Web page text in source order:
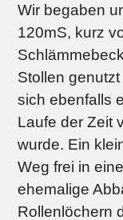
Wir begaben
120mS, kurz
Stollen
sich ebenfalls
Laufe der Zeit
wurde. Ein
Weg frei in
ehemalige
Rollenlöchern